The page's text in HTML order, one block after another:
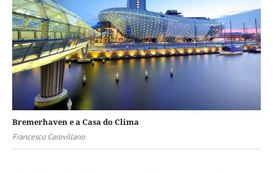
Bremerhaven e a Casa do Clima
Francesco Carovillano